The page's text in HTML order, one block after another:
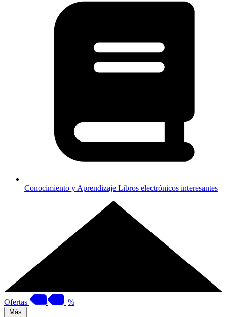
Conocimiento y Aprendizaje Libros electrónicos interesantes
Ofertas %
Más